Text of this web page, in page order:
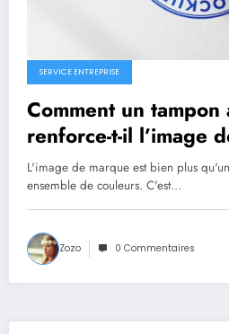
SERVICE ENTREPRISE
Comment un
renforce-t-il l’image
votre entreprise ?
L'image de marque est bien plus
ensemble de couleurs. C'est…
Zozo 0 Commentaires